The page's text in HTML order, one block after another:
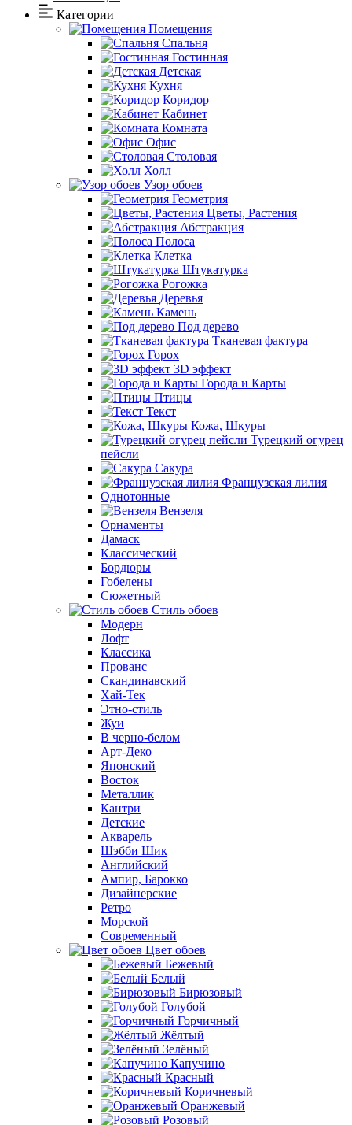
Категории
Помещения
Спальня
Гостинная
Детская
Кухня
Коридор
Кабинет
Комната
Офис
Столовая
Холл
Узор обоев
Геометрия
Цветы, Растения
Абстракция
Полоса
Клетка
Штукатурка
Рогожка
Деревья
Камень
Под дерево
Тканевая фактура
Горох
3D эффект
Города и Карты
Птицы
Текст
Кожа, Шкуры
Турецкий огурец
пейсли
Сакура
Французская лилия
Однотонные
Вензеля
Орнаменты
Дамаск
Классический
Бордюры
Гобелены
Сюжетный
Стиль обоев
Модерн
Лофт
Классика
Прованс
Скандинавский
Хай-Тек
Этно-стиль
Жуи
В черно-белом
Арт-Деко
Японский
Восток
Металлик
Кантри
Детские
Акварель
Шэбби Шик
Английский
Ампир, Барокко
Дизайнерские
Ретро
Морской
Современный
Цвет обоев
Бежевый
Белый
Бирюзовый
Голубой
Горчичный
Жёлтый
Зелёный
Капучино
Красный
Коричневый
Оранжевый
Розовый